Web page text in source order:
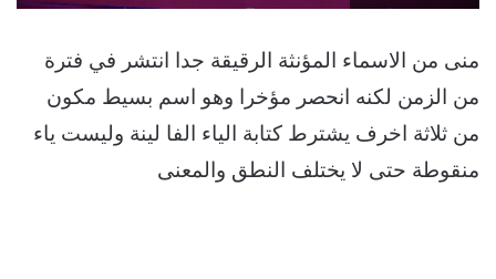
منى من الاسماء المؤنثة الرقيقة جدا انتشر في فترة
من الزمن لكنه انحصر مؤخرا وهو اسم بسيط مكون
من ثلاثة اخرف يشترط كتابة الياء الفا لينة وليست ياء
منقوطة حتى لا يختلف النطق والمعنى